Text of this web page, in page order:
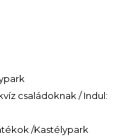
családoknak / Indul:
/Kastélypark